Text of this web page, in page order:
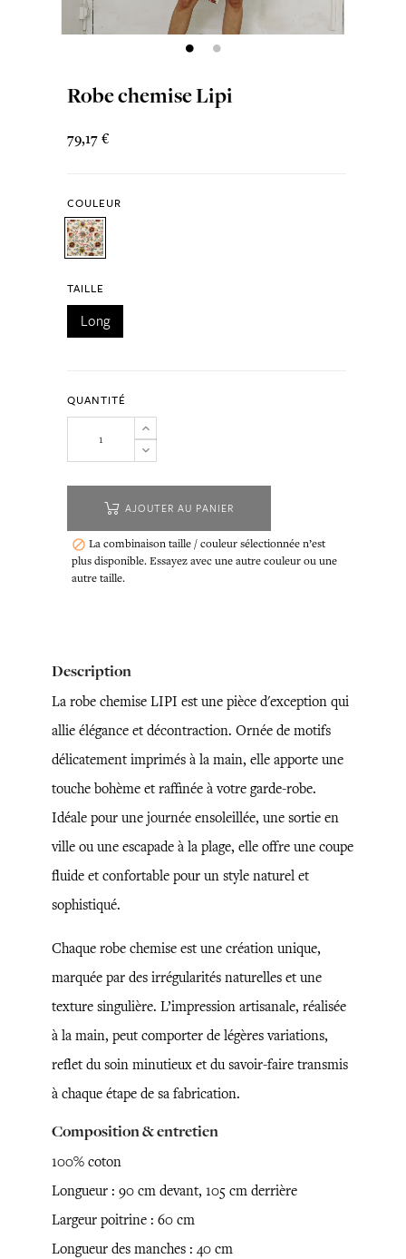
Robe chemise Lipi
79,17 €
COULEUR
TAILLE
Long
QUANTITÉ
AJOUTER AU PANIER
 La combinaison taille / couleur sélectionnée n’est
plus disponible. Essayez avec une autre couleur ou une
autre taille.
Description
La robe chemise LIPI est une pièce d'exception qui
allie élégance et décontraction. Ornée de motifs
délicatement imprimés à la main, elle apporte une
touche bohème et raffinée à votre garde-robe.
Idéale pour une journée ensoleillée, une sortie en
ville ou une escapade à la plage, elle offre une coupe
fluide et confortable pour un style naturel et
sophistiqué.
Chaque robe chemise est une création unique,
marquée par des irrégularités naturelles et une
texture singulière. L’impression artisanale, réalisée
à la main, peut comporter de légères variations,
reflet du soin minutieux et du savoir-faire transmis
à chaque étape de sa fabrication.
Composition & entretien
100% coton
Longueur : 90 cm devant, 105 cm derrière
Largeur poitrine : 60 cm
Longueur des manches : 40 cm